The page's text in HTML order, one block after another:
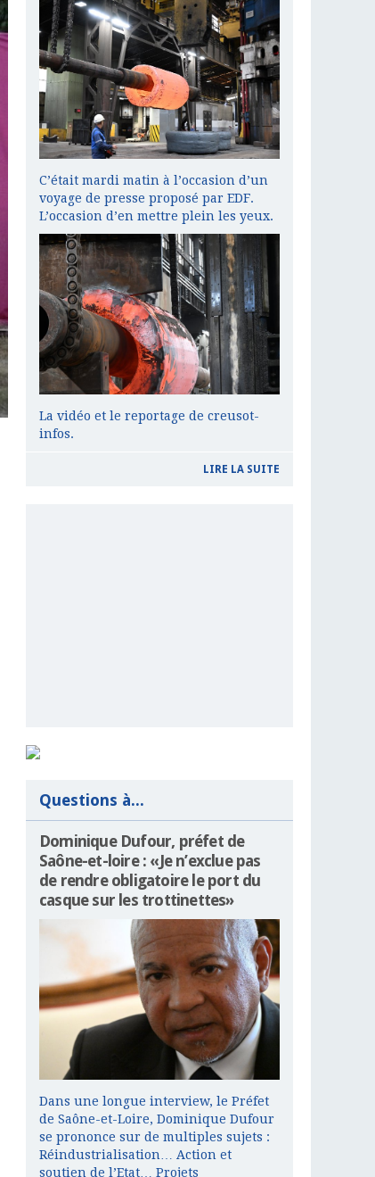
C’était mardi matin à l’occasion d’un
voyage de presse proposé par EDF.
L’occasion d’en mettre plein les yeux.
La vidéo et le reportage de creusot-
infos.
LIRE LA SUITE
Questions à...
Dominique Dufour, préfet de
Saône-et-loire : «Je n’exclue pas
de rendre obligatoire le port du
casque sur les trottinettes»
Dans une longue interview, le Préfet
de Saône-et-Loire, Dominique Dufour
se prononce sur de multiples sujets :
Réindustrialisation… Action et
soutien de l’Etat… Projets